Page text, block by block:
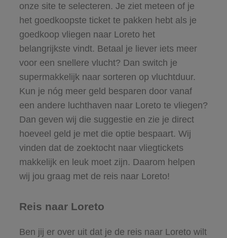
onze site te selecteren. Je ziet meteen of je
het goedkoopste ticket te pakken hebt als je
goedkoop vliegen naar Loreto het
belangrijkste vindt. Betaal je liever iets meer
voor een snellere vlucht? Dan switch je
supermakkelijk naar sorteren op vluchtduur.
Kun je nóg meer geld besparen door vanaf
een andere luchthaven naar Loreto te vliegen?
Dan geven wij die suggestie en zie je direct
hoeveel geld je met die optie bespaart. Wij
vinden dat de zoektocht naar vliegtickets
makkelijk en leuk moet zijn. Daarom helpen
wij jou graag met de reis naar Loreto!
Reis naar Loreto
Ben jij er over uit dat je de reis naar Loreto wilt